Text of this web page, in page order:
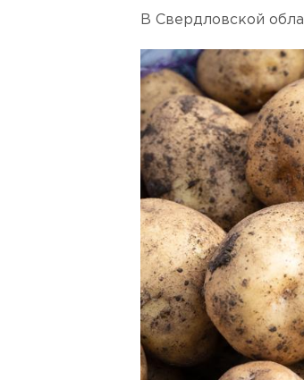
В Свердловской